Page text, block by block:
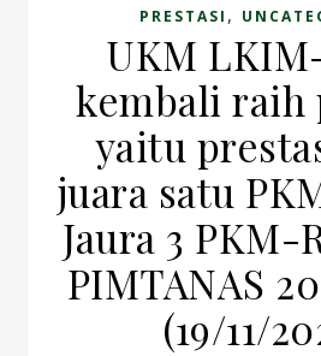
PRESTASI ,
UKM
kembali raih
yaitu
juara satu
Jaura 3 PKM-
PIMTANAS
(19/11/